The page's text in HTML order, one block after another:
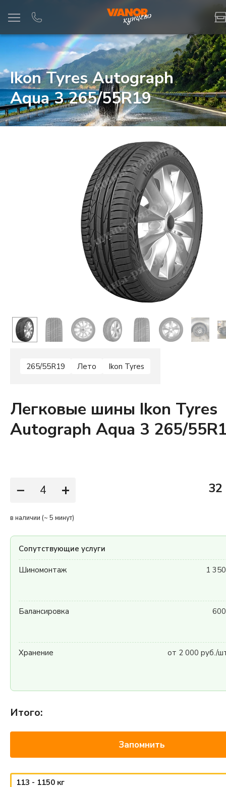
Ikon Tyres Autograph
Aqua 3 265/55R19
265/55R19 Лето Ikon Tyres
Легковые шины Ikon Tyres
Autograph Aqua 3 265/
− + 32
в наличии (~ 5 минут)
Сопутствующие услуги
Шиномонтаж 1
Балансировка
Хранение от 2 000 руб./
Итого:
Запомнить
113 - 1150 кг
Информация Фото товара